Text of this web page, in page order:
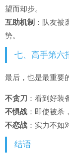
望而却步。
互助机制 ：队友被
势。
七、高手第六
最后，也是最重
不贪刀 ：看到好装
不惧战 ：即使被杀
不恋战 ：实力不如
结语